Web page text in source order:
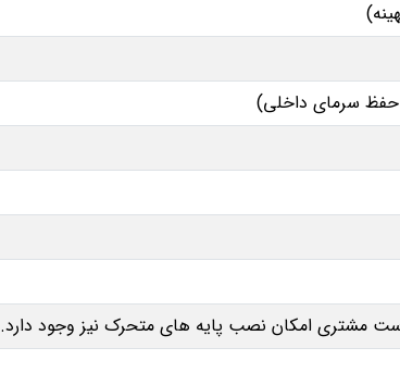
مشتری امکان نصب پایه‌ های متحرک نیز وجود دارد.